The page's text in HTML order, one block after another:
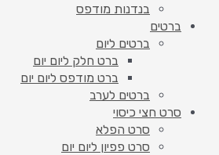
בנדנות מודפס
ברטים
ברטים ליום
ברט חלק ליום יום
ברט מודפס ליום יום
ברטים לערב
סרט חצי כיסוי
סרט הפלא
סרט פפיון ליום יום